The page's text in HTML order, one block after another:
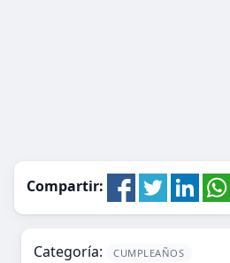
Compartir:
Categoría: CUMPLEAÑOS